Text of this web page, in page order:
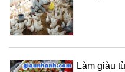
Làm giàu